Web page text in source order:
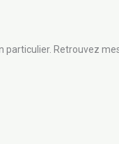
particulier. Retrouvez